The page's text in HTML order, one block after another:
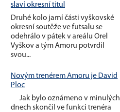
slaví okresní titul
Druhé kolo jarní části vyškovské
okresní soutěže ve futsalu se
odehrálo v pátek v areálu Orel
Vyškov a tým Amoru potvrdil
svou...
Novým trenérem Amoru je David
Ploc
Jak bylo oznámeno v minulých
dnech skončil ve funkci trenéra